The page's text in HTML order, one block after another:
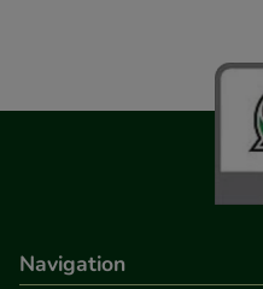
Navigation